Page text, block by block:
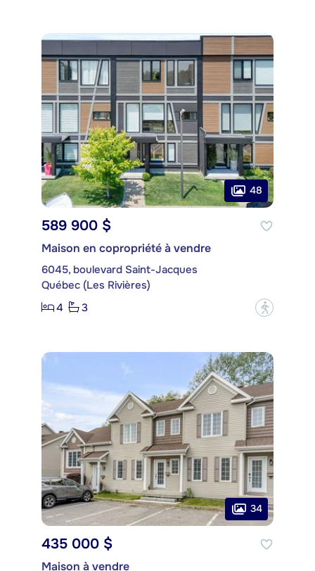
48
589 900 $
Maison en copropriété à vendre
6045, boulevard Saint-Jacques
Québec (Les Rivières)
4
3 ?
34
435 000 $
Maison à vendre